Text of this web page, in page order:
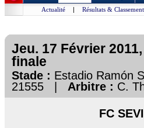
Actualité | Résultats & Classement
Jeu. 17 Février
finale
Stade : Estadio Ramón
21555 | Arbitre : C.
FC